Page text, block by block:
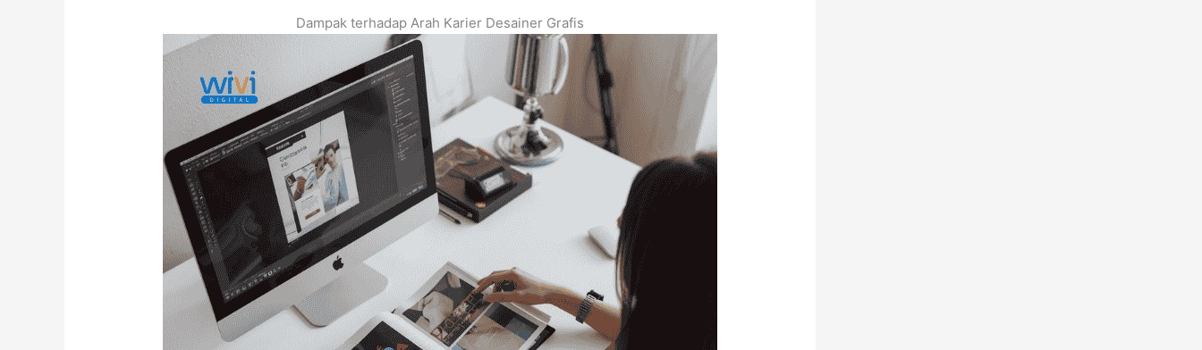
Dampak terhadap Arah Karier Desainer Grafis